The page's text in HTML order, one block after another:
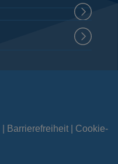
Barrierefreiheit
Cookie-